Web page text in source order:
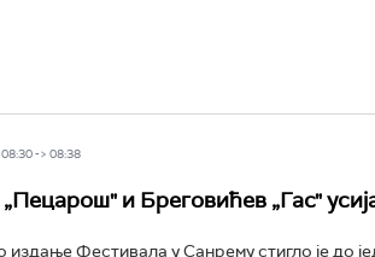
-> 08:38
и Бреговићев „Гас"
Фестивала у Санрему стигло је до